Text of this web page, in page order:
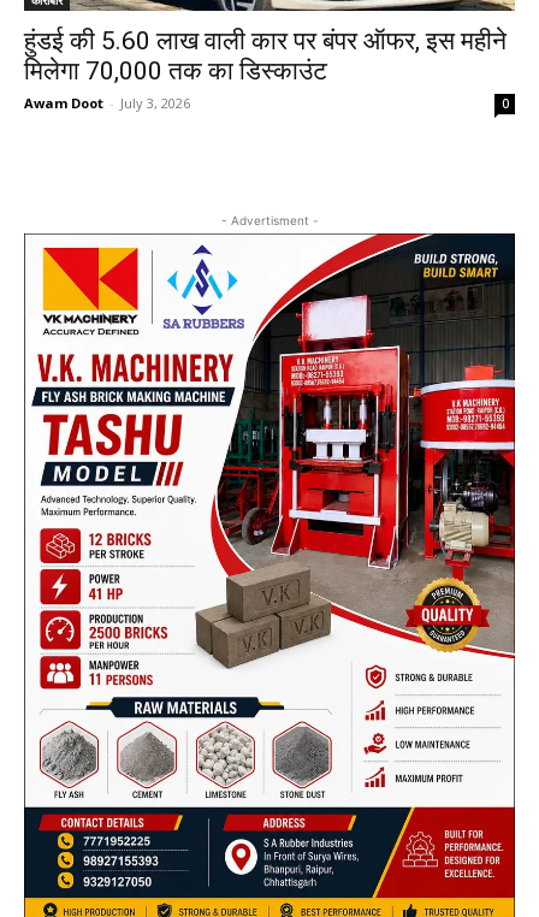
हुंडई की ₹5.60 लाख वाली कार पर बंपर ऑफर, इस महीने
मिलेगा ₹70,000 तक का डिस्काउंट
Awam Doot - July 3, 2026 0
- Advertisment -